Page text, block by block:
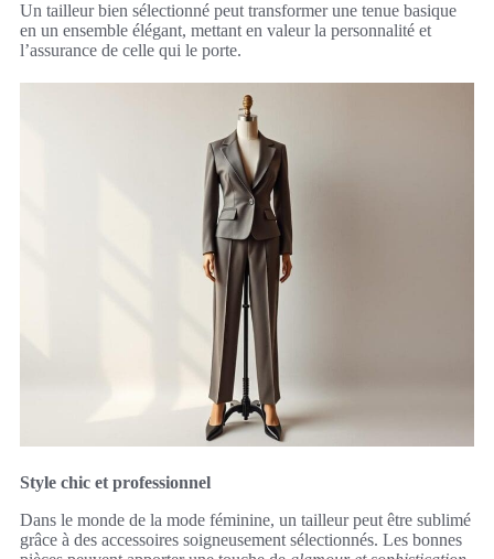
Un tailleur bien sélectionné peut transformer une tenue basique
en un ensemble élégant, mettant en valeur la personnalité et
l’assurance de celle qui le porte.
Style chic et professionnel
Dans le monde de la mode féminine, un tailleur peut être sublimé
grâce à des accessoires soigneusement sélectionnés. Les bonnes